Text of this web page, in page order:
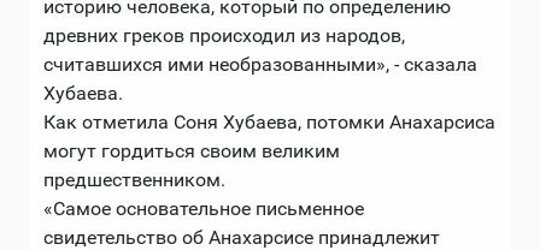
историю человека, который по определению
древних греков происходил из народов,
считавшихся ими необразованными», - сказала
Хубаева.
Как отметила Соня Хубаева, потомки Анахарсиса
могут гордиться своим великим
предшественником.
«Самое основательное письменное
свидетельство об Анахарсисе принадлежит